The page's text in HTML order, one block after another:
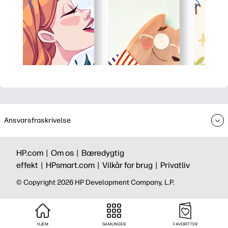
Ansvarsfraskrivelse
HP.com | Om os | Bæredygtig
effekt | HPsmart.com | Vilkår for brug | Privatliv
©️ Copyright 2026 HP Development Company, L.P.
HJEM SAMLINGER FAVORITTER